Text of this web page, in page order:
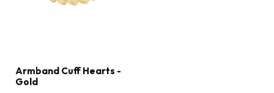
Armband Cuff Hearts -
Gold